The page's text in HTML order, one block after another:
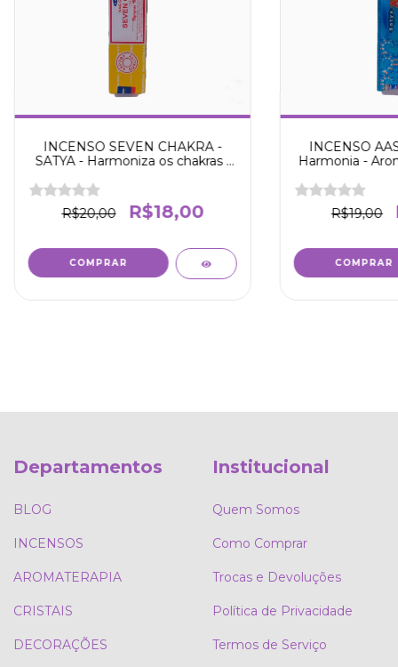
INCENSO SEVEN CHAKRA -
SATYA - Harmoniza os chakras -
acolhedor -
R$20,00
R$18,00
INCENSO
Harmonia -
R$19,00
Departamentos
BLOG
INCENSOS
AROMATERAPIA
CRISTAIS
DECORAÇÕES
Institucional
Quem Somos
Como Comprar
Trocas e Devoluções
Política de Privacidade
Termos de Serviço